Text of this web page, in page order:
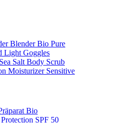
Blender Bio Pure
Light Goggles
Salt Body Scrub
Moisturizer Sensitive
Bio
SPF 50